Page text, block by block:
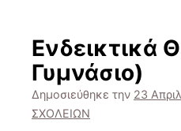
Μαθηματικών
(Γυμνάσιο
-
>
Λύκειο)
Ενδεικτικά
Γυμνάσιο)
Δημοσιεύθηκε την 23
ΣΧΟΛΕΙΩΝ